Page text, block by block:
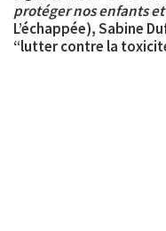
protéger nos enfants
L’échappée), Sabine
“lutter contre la